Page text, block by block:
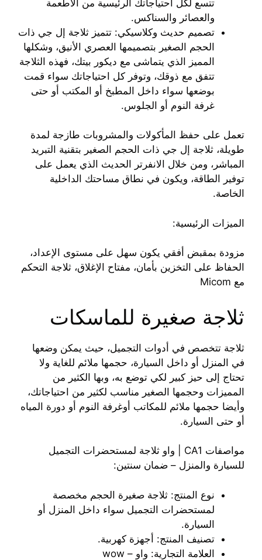
تتسع لكل احتياجاتك الرئيسية من الأطعمة
والعصائر والسناكس.
تصميم حديث وكلاسيكي: تتميز ثلاجة إل جي ذات
الحجم الصغير بتصميمها العصري الأنيق، وشكلها
المميز الذي يتماشى مع ديكور بيتك، فهذه الثلاجة
تتفق مع ذوقك، وتوفر كل احتياجاتك سواء قمت
بوضعها سواء داخل المطبخ أو المكتب أو حتى
غرفة النوم أو الجلوس.
تعمل على حفظ المأكولات والمشروبات طازجة لمدة
طويلة، ثلاجة إل جي ذات الحجم الصغير بتقنية التبريد
المباشر، ومن خلال الانفرتر الحديث الذي يعمل على
توفير الطاقة، ويكون في نطاق مساحتك الداخلية
الخاصة.
الميزات الرئيسية:
مزودة بمقبض أفقي يكون سهل على مستوى الإعداد،
الحفاظ على التخزين بأمان، مفتاح الإغلاق، ثلاجة التحكم
مع Micom
ثلاجة صغيرة للماسكات
ثلاجة تتخصص في أدوات التجميل، حيث يمكن وضعها
في المنزل أو داخل السيارة، حجمها ملائم للغاية ولا
تحتاج إلى حيز كبير لكي توضع به، وبها الكثير من
المميزات وحجمها الصغير مناسب لكثير من احتياجاتك،
وأيضا حجمها ملائم للمكاتب أوغرفة النوم أو دورة المياه
أو حتى السيارة.
مواصفات CA1 | واو ثلاجة لمستحضرات التجميل
للسيارة والمنزل – ضمان سنتين:
نوع المنتج: ثلاجة صغيرة الحجم مخصصة
لمستحضرات التجميل سواء داخل المنزل أو
السيارة.
تصنيف المنتج: أجهزة كهربية.
العلامة التجارية: واو – wow